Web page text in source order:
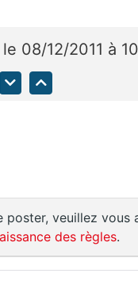
le 08/12/2011 à
poster, veuillez vous
des règles.